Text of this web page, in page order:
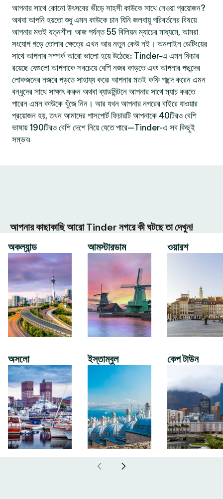
আপনার সাথে কোনো উৎসবের ভীড়ে সাহসী কাউকে সাথে নেওয়া প্রয়োজন?
অথবা আপনি হয়তো শুধু এমন কাউকে চান যিনি জলবায়ু পরিবর্তনের বিষয়ে
আপনার মতই যত্নশীল৷ আজ পর্যন্ত 55 বিলিয়ন ম্যাচের মাধ্যমে, আমরা
সংযোগ গড়ে তোলার ক্ষেত্রে এখন আর নতুন কেউ নই। অনলাইন ডেটিংয়ের
সাথে আপনার সম্পর্ক আরো ভালো হয়ে উঠেছে: Tinder-এ এমন ফিচার
রয়েছে যেগুলো আপনাকে সবচেয়ে বেশি নজর কাড়তে এবং আপনার পছন্দের
লোকজনের নজরে পড়তে সাহায্য করে৷ আপনার মতই কফি পছন্দ করেন এমন
বন্ধুদের সাথে সাক্ষাৎ করুন অথবা ব্যাডমিন্টনে আপনার সাথে ম্যাচ করতে
পারেন এমন কাউকে খুঁজে নিন। আর যখন আপনার নগরের বাইরে যাওয়ার
প্রয়োজন হয়, তখন আমাদের পাসপোর্ট ফিচারটি আপনাকে 40টিরও বেশি
ভাষায় 190টিরও বেশি দেশে নিয়ে যেতে পারে—Tinder-এ সব কিছুই
সম্ভব৷
আপনার কাছাকাছি আরো Tinder নগরে কী ঘটছে তা দেখুন!
অকল্যান্ড
অসলো
আমস্টারডাম
ইস্তাম্বুল
ওয়ারশ
কেপ টাউন